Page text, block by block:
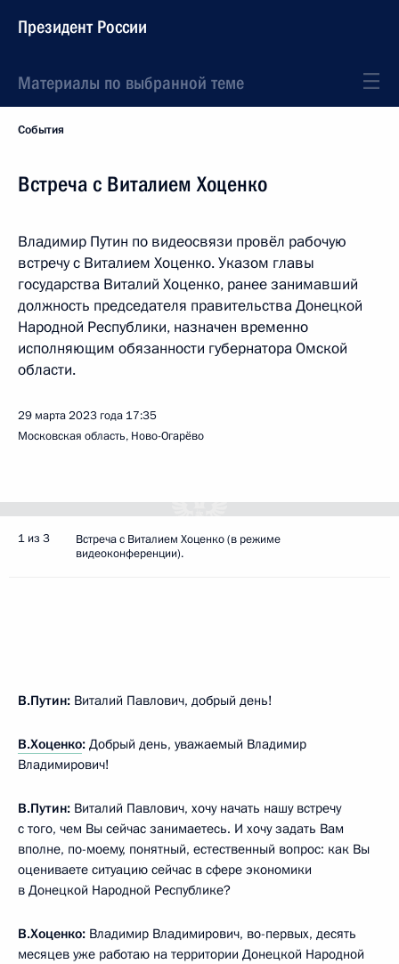
Президент России
Материалы по выбранной теме
События
Встреча с Виталием Хоценко
Владимир Путин по видеосвязи провёл рабочую
встречу с Виталием Хоценко. Указом главы
государства Виталий Хоценко, ранее занимавший
должность председателя правительства Донецкой
Народной Республики, назначен временно
исполняющим обязанности губернатора Омской
области.
29 марта 2023 года 17:35
Московская область, Ново-Огарёво
1 из 3
Встреча с Виталием Хоценко (в режиме
видеоконференции).
В.Путин: Виталий Павлович, добрый день!
В.Хоценко: Добрый день, уважаемый Владимир
Владимирович!
В.Путин: Виталий Павлович, хочу начать нашу встречу
с того, чем Вы сейчас занимаетесь. И хочу задать Вам
вполне, по-моему, понятный, естественный вопрос: как Вы
оцениваете ситуацию сейчас в сфере экономики
в Донецкой Народной Республике?
В.Хоценко: Владимир Владимирович, во-первых, десять
месяцев уже работаю на территории Донецкой Народной